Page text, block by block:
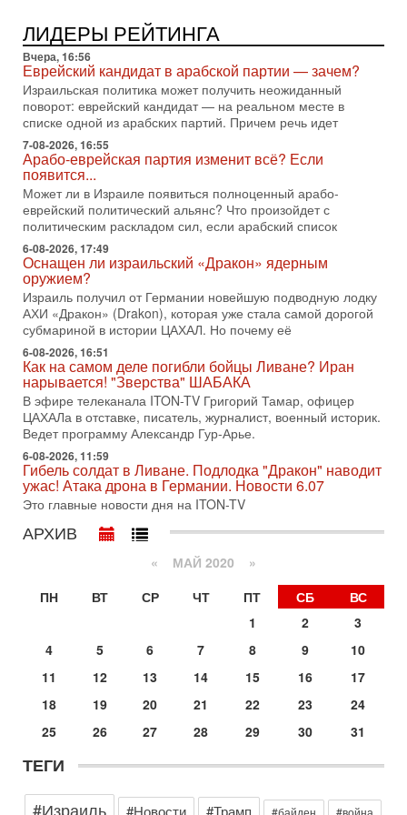
03/08/2026
Президент США Дональд Трамп объявил о возобновлении
переговоров с Ираном, но Тегеран пока не подтвердил
готовность к диалогу. По словам американского
2-08-2026, 08:42
Трамп отменил удар по Ирану - НОВОСТИ
02/08/2026
Президент США Дональд Трамп сегодня заявил об отмене
подготовленного удара по Ирану после обращений
Тегерана и других стран региона. По его словам,
1-08-2026, 17:50
«Русский голос» Израиля: кто заберет его на этот
раз?
Голоса русскоязычных репатриантов не раз кардинально
меняли политический ландшафт Израиля. Достаточно
вспомнить взлет партии «Исраэль ба-алия», когда
31-07-2026, 17:00
Тайны закрытых дверей: о чём на самом деле
молчат Трамп и Нетаньяху?
Недавний визит премьер-министра Израиля Биньямина
Нетаньяху в США и его встреча с Дональдом Трампом
оставили больше вопросов, чем ответов. Полная
31-07-2026, 15:18
Иран готовит покушение на Нетаниягу! Трамп не
хочет эскалации, но КСИР готовит взрыв!
В эфире телеканала ITON-TV СЕРГЕЙ МИГДАЛЬ, эксперт
по вопросам безопасности, офицер запаса
Международного управления полиции Израиля, автор
31-07-2026, 09:02
Битва за разоружение ХАМАСа - НОВОСТИ
Сегодня президент США Дональд Трамп заявил о
достижении исторического соглашения о полном
разоружении ХАМАСа и других вооруженных группировок в
30-07-2026, 17:59
Иран доведет Трампа до крайних мер? Разбор и
оценка от военного обозревателя Давида Шарпа
с каждым днем. Почему Трамп в самый последний момент
отменил решение о нанесении тяжелых ударов
Покупатель авиакомпании «Аркия» намерен
Вокруг возможной продажи авиакомпании «Аркия»
ЛИДЕРЫ РЕЙТИНГА
Вчера, 16:56
Еврейский кандидат в арабской партии — зачем?
Израильская политика может получить неожиданный
поворот: еврейский кандидат — на реальном месте в
списке одной из арабских партий. Причем речь идет
7-08-2026, 16:55
Арабо-еврейская партия изменит всё? Если
появится...
Может ли в Израиле появиться полноценный арабо-
еврейский политический альянс? Что произойдет с
политическим раскладом сил, если арабский список
6-08-2026, 17:49
Оснащен ли израильский «Дракон» ядерным
оружием?
Израиль получил от Германии новейшую подводную лодку
АХИ «Дракон» (Drakon), которая уже стала самой дорогой
субмариной в истории ЦАХАЛ. Но почему её
6-08-2026, 16:51
Как на самом деле погибли бойцы Ливане? Иран
нарывается! "Зверства" ШАБАКА
В эфире телеканала ITON-TV Григорий Тамар, офицер
ЦАХАЛа в отставке, писатель, журналист, военный историк.
Ведет программу Александр Гур-Арье.
6-08-2026, 11:59
Гибель солдат в Ливане. Подлодка "Дракон" наводит
ужас! Атака дрона в Германии. Новости 6.07
Это главные новости дня на ITON-TV
АРХИВ
« МАЙ 2020 »
ПН
ВТ СР ЧТ ПТ СБ
ВС
1
2
3
4
5 6 7 8 9
10
11
12 13 14 15 16
17
18
19 20 21 22 23
24
25
26 27 28 29 30 31
ТЕГИ
#Израиль
#Новости #Трамп